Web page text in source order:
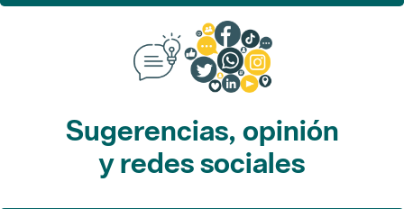
Sugerencias, opinión
y redes sociales